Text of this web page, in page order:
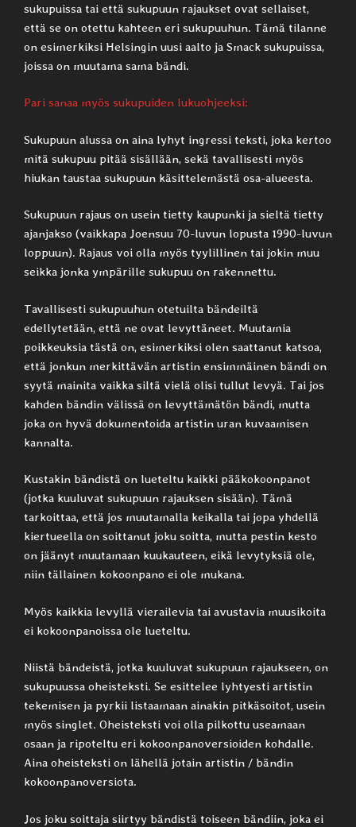
sukupuissa tai että sukupuun rajaukset ovat sellaiset,
että se on otettu kahteen eri sukupuuhun. Tämä tilanne
on esimerkiksi Helsingin uusi aalto ja Smack sukupuissa,
joissa on muutama sama bändi.
Pari sanaa myös sukupuiden lukuohjeeksi:
Sukupuun alussa on aina lyhyt ingressi teksti, joka kertoo
mitä sukupuu pitää sisällään, sekä tavallisesti myös
hiukan taustaa sukupuun käsittelemästä osa-alueesta.
Sukupuun rajaus on usein tietty kaupunki ja sieltä tietty
ajanjakso (vaikkapa Joensuu 70-luvun lopusta 1990-luvun
loppuun). Rajaus voi olla myös tyylillinen tai jokin muu
seikka jonka ympärille sukupuu on rakennettu.
Tavallisesti sukupuuhun otetuilta bändeiltä
edellytetään, että ne ovat levyttäneet. Muutamia
poikkeuksia tästä on, esimerkiksi olen saattanut katsoa,
että jonkun merkittävän artistin ensimmäinen bändi on
syytä mainita vaikka siltä vielä olisi tullut levyä. Tai jos
kahden bändin välissä on levyttämätön bändi, mutta
joka on hyvä dokumentoida artistin uran kuvaamisen
kannalta.
Kustakin bändistä on lueteltu kaikki pääkokoonpanot
(jotka kuuluvat sukupuun rajauksen sisään). Tämä
tarkoittaa, että jos muutamalla keikalla tai jopa yhdellä
kiertueella on soittanut joku soitta, mutta pestin kesto
on jäänyt muutamaan kuukauteen, eikä levytyksiä ole,
niin tällainen kokoonpano ei ole mukana.
Myös kaikkia levyllä vierailevia tai avustavia muusikoita
ei kokoonpanoissa ole lueteltu.
Niistä bändeistä, jotka kuuluvat sukupuun rajaukseen, on
sukupuussa oheisteksti. Se esittelee lyhtyesti artistin
tekemisen ja pyrkii listaamaan ainakin pitkäsoitot, usein
myös singlet. Oheisteksti voi olla pilkottu useamaan
osaan ja ripoteltu eri kokoonpanoversioiden kohdalle.
Aina oheisteksti on lähellä jotain artistin / bändin
kokoonpanoversiota.
Jos joku soittaja siirtyy bändistä toiseen bändiin, joka ei